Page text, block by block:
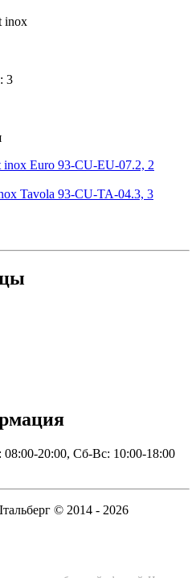
inox
3
Euro 93-CU-EU-07.2, 2
Tavola 93-CU-TA-04.3, 3
20:00, Сб-Вс: 10:00-18:00
© 2014 - 2026